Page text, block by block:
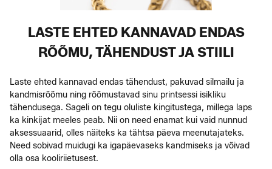
LASTE EHTED KANNAVAD ENDAS
RÕÕMU, TÄHENDUST JA STIILI
Laste ehted kannavad endas tähendust, pakuvad silmailu ja
kandmisrõõmu ning rõõmustavad sinu printsessi isikliku
tähendusega. Sageli on tegu oluliste kingitustega, millega laps
ka kinkijat meeles peab. Nii on need enamat kui vaid nunnud
aksessuaarid, olles näiteks ka tähtsa päeva meenutajateks.
Need sobivad muidugi ka igapäevaseks kandmiseks ja võivad
olla osa kooliriietusest.